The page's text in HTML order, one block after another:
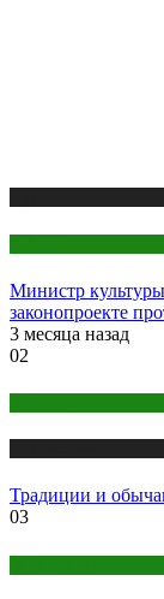
Министр
законопроекте
3 месяца назад
02
Традиции и
03